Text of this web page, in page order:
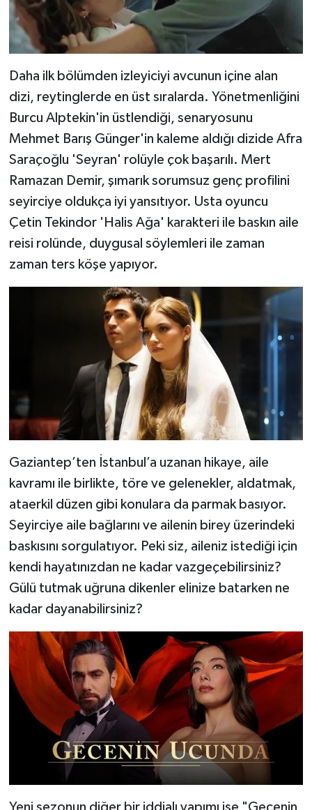
Daha ilk bölümden izleyiciyi avcunun içine alan
dizi, reytinglerde en üst sıralarda. Yönetmenliğini
Burcu Alptekin'in üstlendiği, senaryosunu
Mehmet Barış Günger'in kaleme aldığı dizide Afra
Saraçoğlu 'Seyran' rolüyle çok başarılı. Mert
Ramazan Demir, şımarık sorumsuz genç profilini
seyirciye oldukça iyi yansıtıyor. Usta oyuncu
Çetin Tekindor 'Halis Ağa' karakteri ile baskın aile
reisi rolünde, duygusal söylemleri ile zaman
zaman ters köşe yapıyor.
Gaziantep’ten İstanbul’a uzanan hikaye, aile
kavramı ile birlikte, töre ve gelenekler, aldatmak,
ataerkil düzen gibi konulara da parmak basıyor.
Seyirciye aile bağlarını ve ailenin birey üzerindeki
baskısını sorgulatıyor. Peki siz, aileniz istediği için
kendi hayatınızdan ne kadar vazgeçebilirsiniz?
Gülü tutmak uğruna dikenler elinize batarken ne
kadar dayanabilirsiniz?